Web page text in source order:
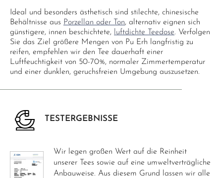
Ideal und besonders ästhetisch sind stilechte, chinesische
Behältnisse aus Porzellan oder Ton, alternativ eignen sich
günstigere, innen beschichtete,
luftdichte Teedose. Verfolgen
Sie das Ziel größere Mengen von Pu Erh langfristig zu
reifen, empfehlen wir den Tee dauerhaft einer
Luftfeuchtigkeit von 50-70%, normaler Zimmertemperatur
und einer dunklen, geruchsfreien Umgebung auszusetzen.
TESTERGEBNISSE
Wir legen großen Wert auf die Reinheit
unserer Tees sowie auf eine umweltverträgliche
Anbauweise. Aus diesem Grund lassen wir alle